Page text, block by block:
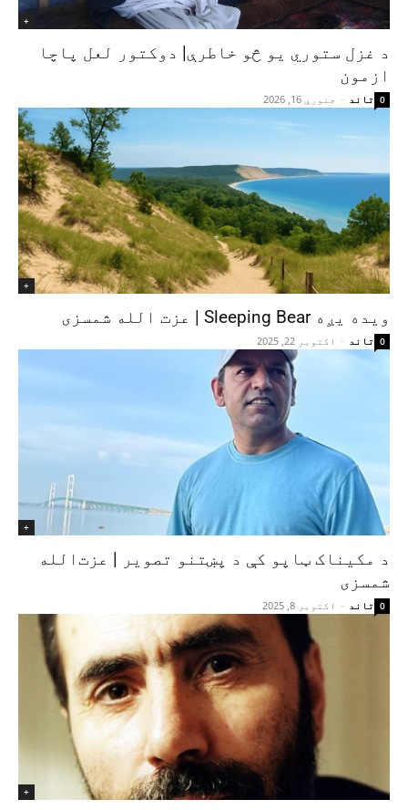
+
د غزل ستوري یو څو خاطرې| دوکتور لعل پاچا
ازمون
تاند - جنوري 16, 2026 0
+
ویده یږه Sleeping Bear | عزت الله شمسزی
تاند - اکتوبر 22, 2025 0
+
د مکیناک ټاپو کې د پښتنو تصویر | عزت‌الله
شمسزی
تاند - اکتوبر 8, 2025 0
+